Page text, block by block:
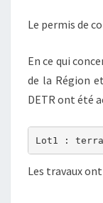
Le permis de
En ce qui
de la Région
DETR ont été
Lot1 :
Les travaux